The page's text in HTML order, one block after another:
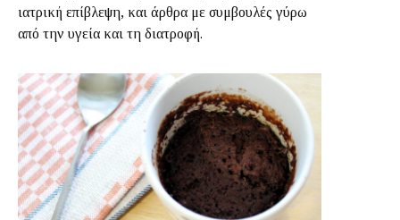
ιατρική επίβλεψη, και άρθρα με συμβουλές γύρω
από την υγεία και τη διατροφή.